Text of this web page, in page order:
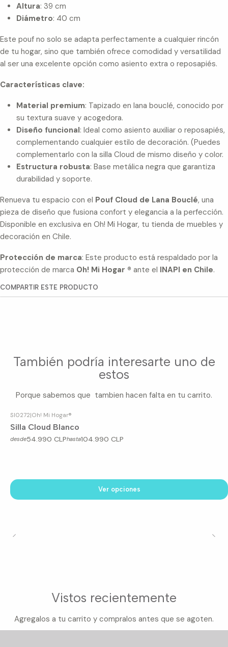
Altura: 39 cm
Diámetro: 40 cm
Este pouf no solo se adapta perfectamente a cualquier rincón
de tu hogar, sino que también ofrece comodidad y versatilidad
al ser una excelente opción como asiento extra o reposapiés.
Características clave:
Material premium: Tapizado en lana bouclé, conocido por
su textura suave y acogedora.
Diseño funcional: Ideal como asiento auxiliar o reposapiés,
complementando cualquier estilo de decoración. (Puedes
complementarlo con la silla Cloud de mismo diseño y color.
Estructura robusta: Base metálica negra que garantiza
durabilidad y soporte.
Renueva tu espacio con el Pouf Cloud de Lana Bouclé, una
pieza de diseño que fusiona confort y elegancia a la perfección.
Disponible en exclusiva en Oh! Mi Hogar, tu tienda de muebles y
decoración en Chile.
Protección de marca: Este producto está respaldado por la
protección de marca Oh! Mi Hogar ® ante el INAPI en Chile.
COMPARTIR ESTE PRODUCTO
También podría interesarte uno de
estos
Porque sabemos que tambien hacen falta en tu carrito.
SI0272|Oh! Mi Hogar®
Silla Cloud Blanco
desde54.990 CLPhasta104.990 CLP
Ver opciones
Vistos recientemente
Agregalos a tu carrito y compralos antes que se agoten.